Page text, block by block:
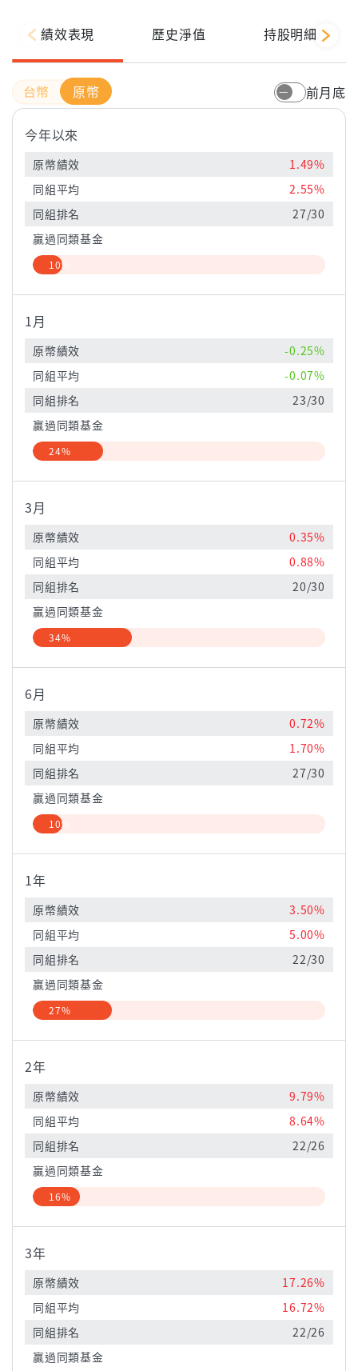
績效表現 歷史淨值 持股明細
原幣 前月底
今年以來
原幣績效
1.49%
同組平均
2.55%
同組排名
27/30
贏過同類基金
10%
1月
原幣績效
-0.25%
同組平均
-0.07%
同組排名
23/30
贏過同類基金
24%
3月
原幣績效
0.35%
同組平均
0.88%
同組排名
20/30
贏過同類基金
34%
6月
原幣績效
0.72%
同組平均
1.70%
同組排名
27/30
贏過同類基金
10%
1年
原幣績效
3.50%
同組平均
5.00%
同組排名
22/30
贏過同類基金
27%
2年
原幣績效
9.79%
同組平均
8.64%
同組排名
22/26
贏過同類基金
16%
3年
原幣績效
17.26%
同組平均
16.72%
同組排名
22/26
贏過同類基金